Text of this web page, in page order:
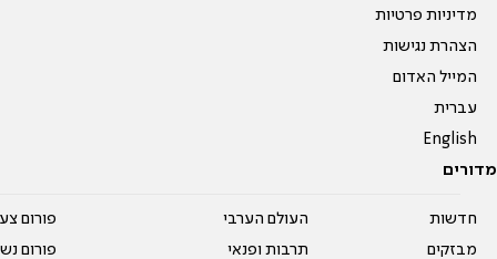
מדיניות פרטיות
הצהרת נגישות
המייל האדום
עברית
English
מדורים
חדשות
מבזקים
העולם הערבי
תרבות ופנאי
פורום
פורום